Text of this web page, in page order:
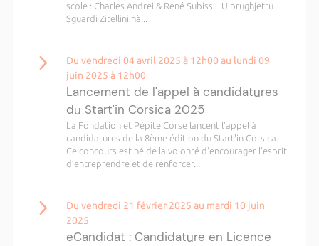
scole : Charles Andrei & René Subissi U prughjettu
Sguardi Zitellini hà...
Du vendredi 04 avril 2025 à 12h00 au lundi 09
juin 2025 à 12h00
Lancement de l'appel à candidatures
du Start'in Corsica 2025
La Fondation et Pépite Corse lancent l'appel à
candidatures de la 8ème édition du Start'in Corsica.
Ce concours est né de la volonté d’encourager l’esprit
d’entreprendre et de renforcer...
Du vendredi 21 février 2025 au mardi 10 juin
2025
eCandidat : Candidature en Licence